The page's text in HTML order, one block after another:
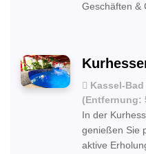
Geschäften &
Kassel-
(Entfernung:
In der
genießen Sie
aktive